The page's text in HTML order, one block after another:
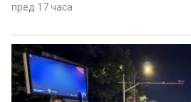
пред 17 часа